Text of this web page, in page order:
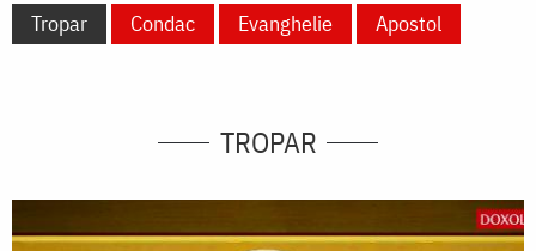
Tropar
Condac Evanghelie Apostol
TROPAR